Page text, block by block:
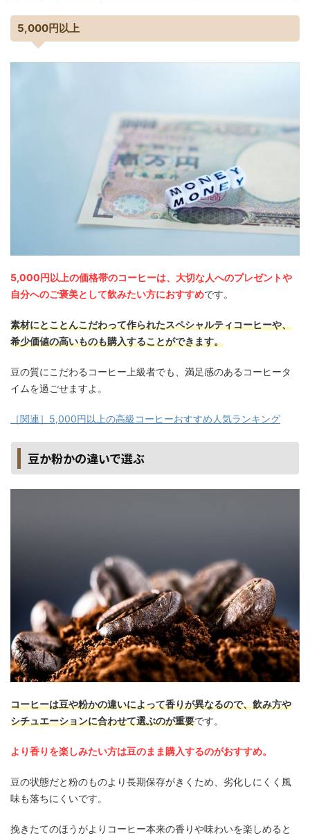
5,000円以上
5,000円以上の価格帯のコーヒーは、大切な人へのプレゼントや
自分へのご褒美として飲みたい方におすすめです。
素材にとことんこだわって作られたスペシャルティコーヒーや、
希少価値の高いものも購入することができます。
豆の質にこだわるコーヒー上級者でも、満足感のあるコーヒータ
イムを過ごせますよ。
［関連］5,000円以上の高級コーヒーおすすめ人気ランキング
豆か粉かの違いで選ぶ
コーヒーは豆や粉かの違いによって香りが異なるので、飲み方や
シチュエーションに合わせて選ぶのが重要です。
より香りを楽しみたい方は豆のまま購入するのがおすすめ。
豆の状態だと粉のものより長期保存がきくため、劣化しにくく風
味も落ちにくいです。
挽きたてのほうがよりコーヒー本来の香りや味わいを楽しめると